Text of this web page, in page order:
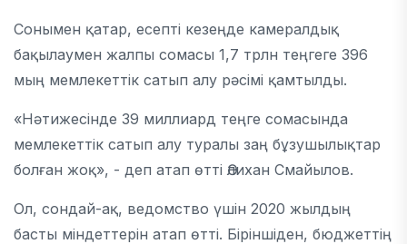
Сонымен қатар, есепті кезеңде камералдық
бақылаумен жалпы сомасы 1,7 трлн теңгеге 396
мың мемлекеттік сатып алу рәсімі қамтылды.
«Нәтижесінде 39 миллиард теңге сомасында
мемлекеттік сатып алу туралы заң бұзушылықтар
болған жоқ», - деп атап өтті Әлихан Смайылов.
Ол, сондай-ақ, ведомство үшін 2020 жылдың
басты міндеттерін атап өтті. Біріншіден, бюджеттің